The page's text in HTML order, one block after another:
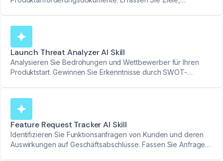
Launch Threat Analyzer AI Skill
Analysieren Sie Bedrohungen und Wettbewerber für Ihren
Produktstart. Gewinnen Sie Erkenntnisse durch SWOT-
Feature Request Tracker AI Skill
Identifizieren Sie Funktionsanfragen von Kunden und deren
Auswirkungen auf Geschäftsabschlüsse. Fassen Sie Anfragen